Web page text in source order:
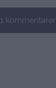
kommentarer